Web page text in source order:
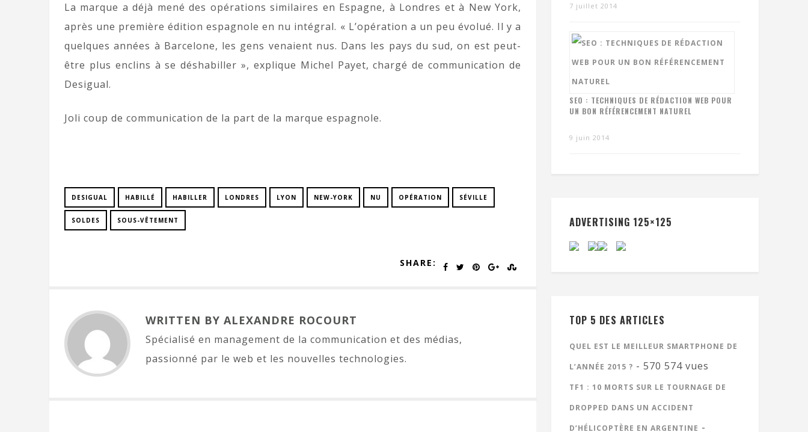
La marque a déjà mené des opérations similaires en Espagne, à Londres et à New York,
après une première édition espagnole en nu intégral. « L’opération a un peu évolué. Il y a
quelques années à Barcelone, les gens venaient nus. Dans les pays du sud, on est peut-
être plus enclins à se déshabiller », explique Michel Payet, chargé de communication de
Desigual.
Joli coup de communication de la part de la marque espagnole.
DESIGUAL HABILLÉ HABILLER LONDRES LYON NEW-YORK NU OPÉRATION SÉVILLE
SOLDES SOUS-VÊTEMENT
SHARE:
WRITTEN BY ALEXANDRE ROCOURT
Spécialisé en management de la communication et des médias,
passionné par le web et les nouvelles technologies.
7 juillet 2014
SEO : TECHNIQUES DE RÉDACTION WEB POUR
UN BON RÉFÉRENCEMENT NATUREL
9 juin 2014
ADVERTISING 125×125
TOP 5 DES ARTICLES
QUEL EST LE MEILLEUR SMARTPHONE DE
L’ANNÉE 2015 ? - 570 574 vues
TF1 : 10 MORTS SUR LE TOURNAGE DE
DROPPED DANS UN ACCIDENT
D’HÉLICOPTÈRE EN ARGENTINE -